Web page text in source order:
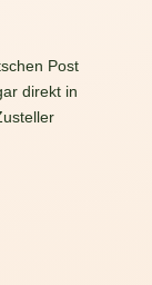
Post
direkt in